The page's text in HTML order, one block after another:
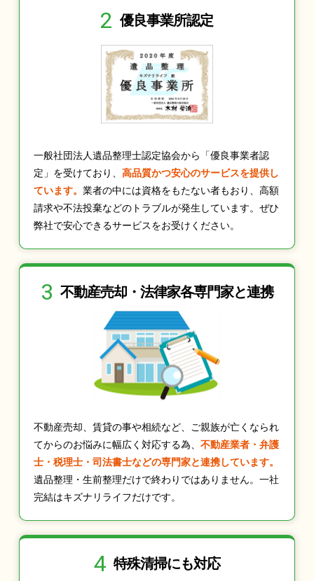
2 優良事業所認定
一般社団法人遺品整理士認定協会から「優良事業者認
定」を受けており、 高品質かつ安心のサービスを提供し
ています。 業者の中には資格をもたない者もおり、高額
請求や不法投棄などのトラブルが発生しています。ぜひ
弊社で安心できるサービスをお受けください。
3 不動産売却・法律家各専門家と連携
不動産売却、賃貸の事や相続など、ご親族が亡くなられ
てからのお悩みに幅広く対応する為、 不動産業者・弁護
士・税理士・司法書士などの専門家と連携しています。
遺品整理・生前整理だけで終わりではありません。一社
完結はキズナリライフだけです。
4 特殊清掃にも対応